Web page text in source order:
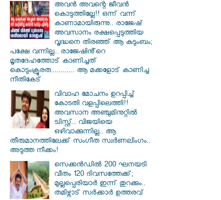
അവൻ അവന്റെ ജീവൻ
കൊടുത്തില്ലേ!! ഒന്ന് വന്ന്
കാണാമായിരുന്നു.. രാജേഷ്
അവസാനം രക്ഷപ്പെടുത്തിയ
വൃദ്ധനെ തിരഞ്ഞ് ആ കുടുംബം;
പക്ഷേ വന്നില്ല.. രാജേഷിൻ്റെ
മൃതദേഹത്തോട് കാണിച്ചത്
കൊടുംക്രൂരത............ ആ മക്കളോട് കാണിച്ച
നീതികേട്
വിവാഹ മോചനം ഉറപ്പിച്ച്
കോടതി വളപ്പിലെത്തി!!
അവസാന അഞ്ചുമിനുറ്റിൽ
ട്വിസ്റ്റ്.. വിജയിയെ
ഒഴിവാക്കുന്നില്ല.. ആ
തീരുമാനത്തിലേക്ക് സംഗീത സ്വർണലിംഗം..
അടുത്ത നീക്കം!
സെക്കൻഡിൽ 200 ഘനയടി
വീതം 120 ദിവസത്തേക്ക്;
മുല്ലപ്പെരിയാർ ഇന്ന് തുറക്കും..
തമിഴ്നാട് സർക്കാർ ഉത്തരവ്